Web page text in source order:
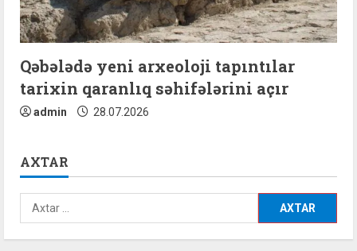
Qəbələdə yeni arxeoloji tapıntılar
tarixin qaranlıq səhifələrini açır
admin 28.07.2026
AXTAR
Axtarış: